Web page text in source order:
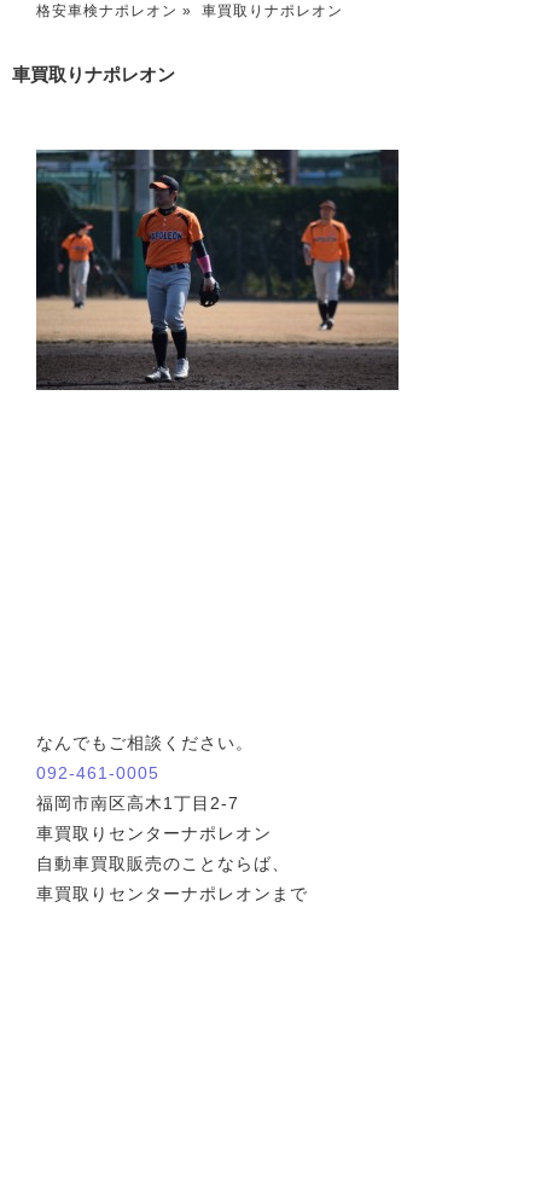
格安車検ナポレオン » 車買取りナポレオン
車買取りナポレオン
なんでもご相談ください。
092-461-0005
福岡市南区高木1丁目2-7
車買取りセンターナポレオン
自動車買取販売のことならば、
車買取りセンターナポレオンまで